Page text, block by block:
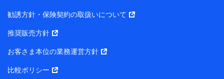
との間で、以下のとおり個人データを共同利用しま
す。
【共同して利用される利用データの項目】
当社または株式会社NTTドコモ・フィナンシャルグルー
の個人データ
勧誘方針・保険契約の取扱いについて
推奨販売方針
お客さま本位の業務運営方針
比較ポリシー